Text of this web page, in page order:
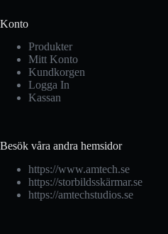
Konto
Produkter
Mitt Konto
Kundkorgen
Logga In
Kassan
Besök våra andra hemsidor
https://www.amtech.se
https://storbildsskärmar.se
https://amtechstudios.se